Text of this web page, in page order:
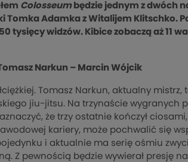
Colosseumbędzie jednym z dwóch
Tomka Adamka z Witalijem Klitschko.
tysięcy widzów. Kibice zobaczą aż 11
Narkun – Marcin Wójcik
Tomasz Narkun, aktualny mistrz,
jiu-jitsu. Na trzynaście wygranych
że trzy ostatnie kończył
kariery, może pochwalić się
i aktualnie ma serię ośmiu
Z pewnością będzie wywierał presję